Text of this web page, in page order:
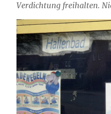
Verdichtung freihalten.